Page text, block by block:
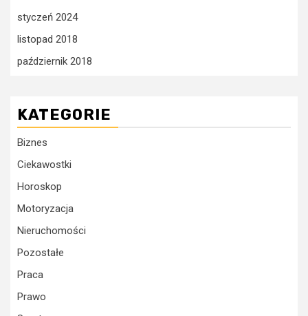
styczeń 2024
listopad 2018
październik 2018
KATEGORIE
Biznes
Ciekawostki
Horoskop
Motoryzacja
Nieruchomości
Pozostałe
Praca
Prawo